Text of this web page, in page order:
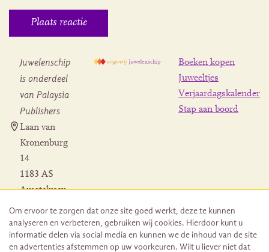
Juwelenschip
is onderdeel
van Palaysia
Publishers
Laan van
Kronenburg
14
1183 AS
Amstelveen
Herroeping
bestelling
Boeken kopen
Juweeltjes
Verjaardagskalender
Stap aan boord
Om ervoor te zorgen dat onze site goed werkt, deze te kunnen
analyseren en verbeteren, gebruiken wij cookies. Hierdoor kunt u
informatie delen via social media en kunnen we de inhoud van de site
en advertenties afstemmen op uw voorkeuren. Wilt u liever niet dat